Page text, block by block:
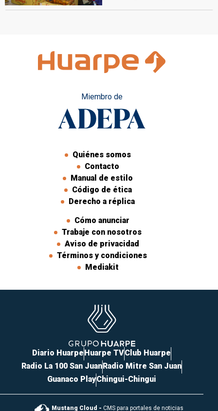
Miembro de
Quiénes somos
Contacto
Manual de estilo
Código de ética
Derecho a réplica
Cómo anunciar
Trabaje con nosotros
Aviso de privacidad
Términos y condiciones
Mediakit
Diario HuarpeHuarpe TVClub Huarpe
Radio La 100 San JuanRadio Mitre San Juan
Guanaco PlayChingui-Chingui
Mustang Cloud - CMS para portales de noticias